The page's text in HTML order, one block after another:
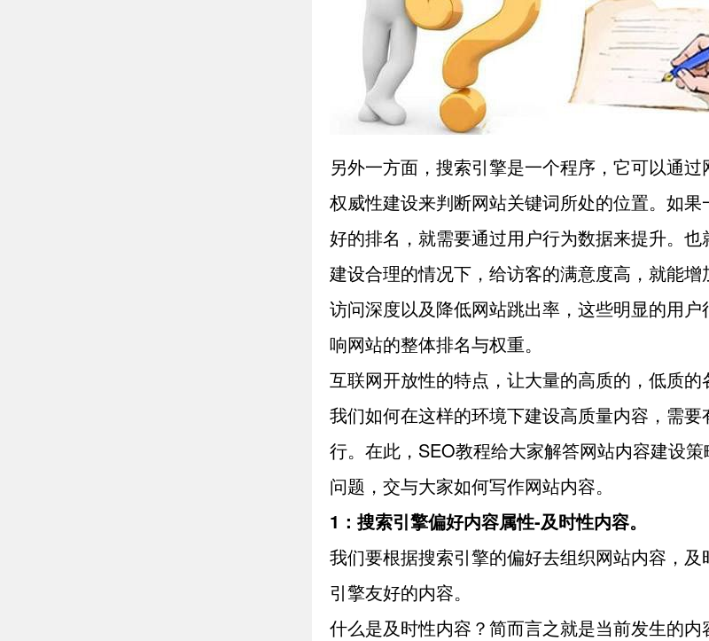
另外一方面，搜索引擎是一个程序，它可以通
权威性建设来判断网站关键词所处的位置。如
好的排名，就需要通过用户行为数据来提升。
建设合理的情况下，给访客的满意度高，就能增
访问深度以及降低网站跳出率，这些明显的用
响网站的整体排名与权重。
互联网开放性的特点，让大量的高质的，低质的
我们如何在这样的环境下建设高质量内容，需
行。在此，SEO教程给大家解答网站内容建设
问题，交与大家如何写作网站内容。
1：搜索引擎偏好内容属性-及时性内容。
我们要根据搜索引擎的偏好去组织网站内容，
引擎友好的内容。
什么是及时性内容？简而言之就是当前发生的